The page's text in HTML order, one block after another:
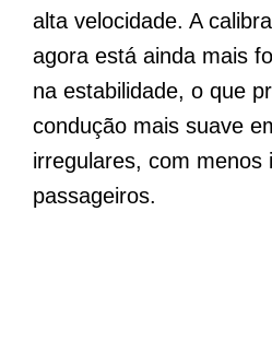
alta velocidade. A
agora está ainda mais
na estabilidade, o que
condução mais suave
irregulares, com menos
passageiros.